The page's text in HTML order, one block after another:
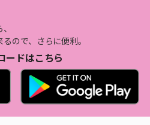
ので、さらに便利。
ードはこちら